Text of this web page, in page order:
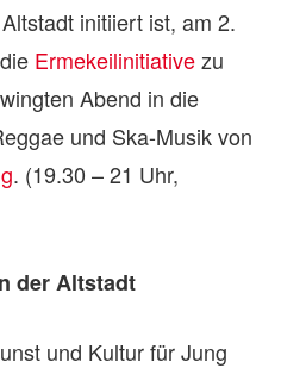
initiiert ist, am 2.
Ermekeilinitiativezu
Abend in die
und Ska-Musik von
. (19.30 – 21 Uhr,
der Altstadt
und Kultur für Jung